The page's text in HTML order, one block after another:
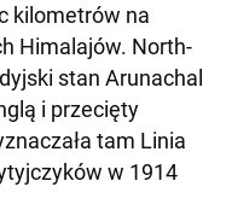
kilometrów na
Himalajów. North-
stan Arunachal
i przecięty
tam Linia
w 1914